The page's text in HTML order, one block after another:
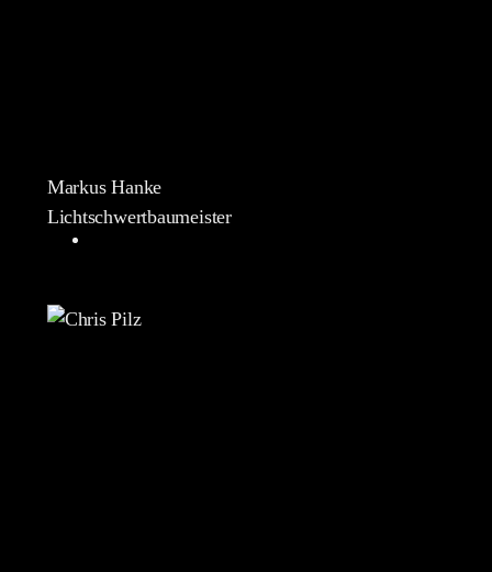
Markus Hanke
Lichtschwertbaumeister